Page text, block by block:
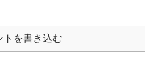
トを書き込む